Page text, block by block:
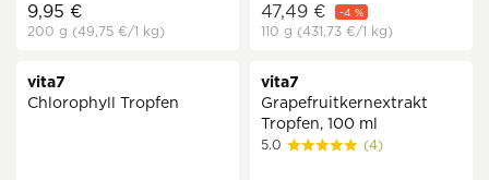
9,95 €
200 g (49,75 €/1 kg)
47,49 € -4 %
110 g (431,73 €/1 kg)
vita7
Chlorophyll Tropfen
vita7
Grapefruitkernextrakt
Tropfen, 100 ml
5.0 (4)